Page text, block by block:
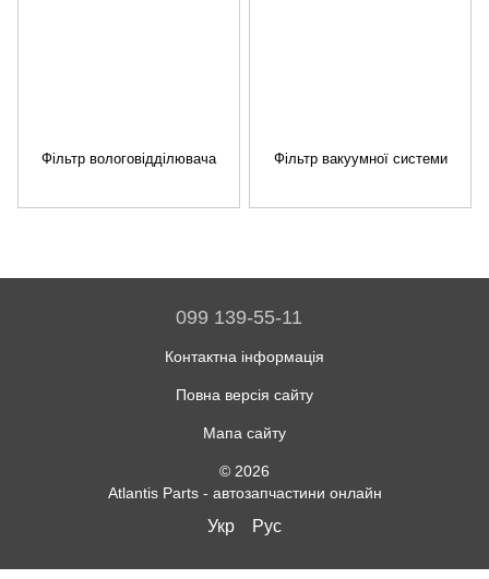
Фільтр вологовідділювача Фільтр вакуумної системи
099 139-55-11
Контактна інформація
Повна версія сайту
Мапа сайту
© 2026
Atlantis Parts - автозапчастини онлайн
Укр Рус